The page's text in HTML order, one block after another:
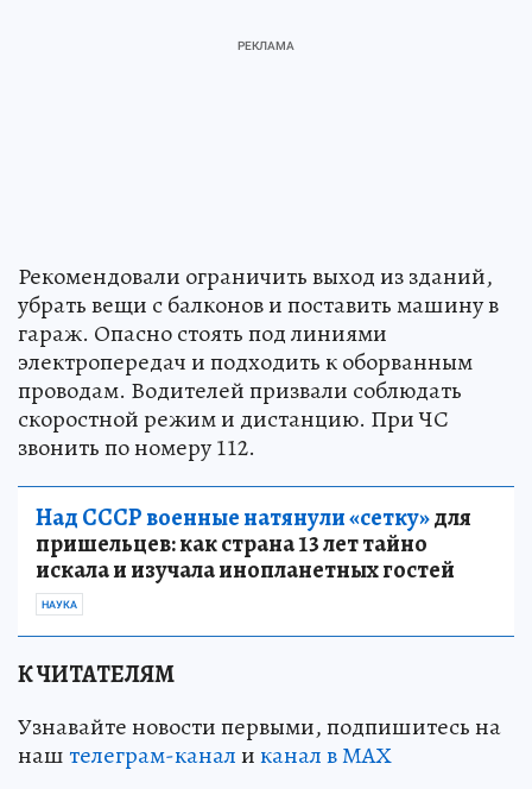
Рекомендовали ограничить выход из зданий,
убрать вещи с балконов и поставить машину в
гараж. Опасно стоять под линиями
электропередач и подходить к оборванным
проводам. Водителей призвали соблюдать
скоростной режим и дистанцию. При ЧС
звонить по номеру 112.
Над СССР военные натянули «сетку»для
пришельцев: как страна 13 лет тайно
искала и изучала инопланетных гостей
НАУКА
К ЧИТАТЕЛЯМ
Узнавайте новости первыми, подпишитесь на
наштелеграм-каналиканал в МАХ